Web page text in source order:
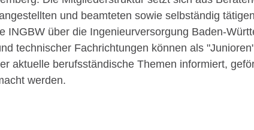
und beamteten sowie selbständig
über die Ingenieurversorgung Baden-
technischer Fachrichtungen können als
aktuelle berufsständische Themen informiert,
werden.